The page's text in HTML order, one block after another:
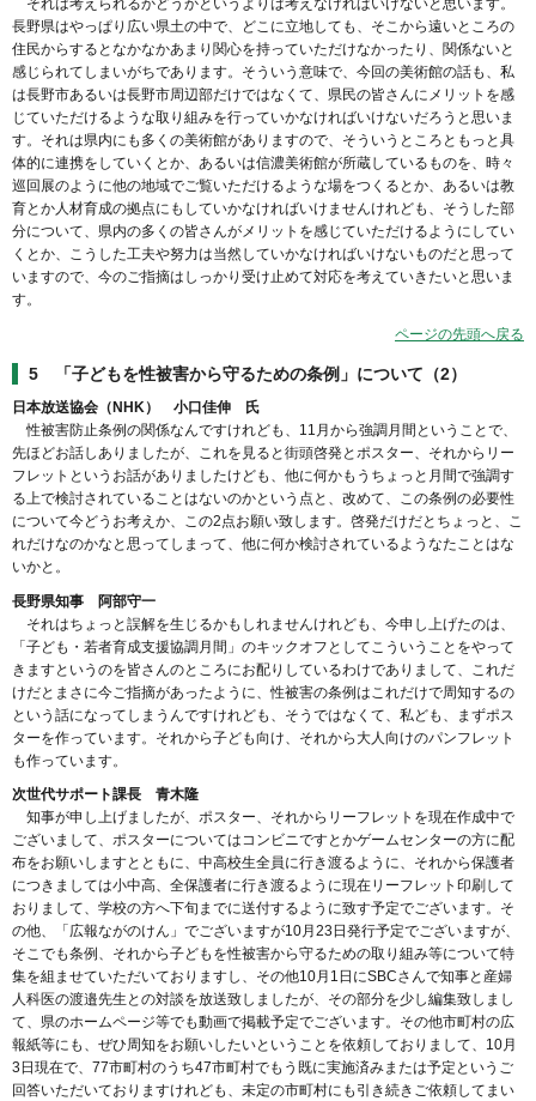
それは考えられるかどうかというよりは考えなければいけないと思います。
長野県はやっぱり広い県土の中で、どこに立地しても、そこから遠いところの
住民からするとなかなかあまり関心を持っていただけなかったり、関係ないと
感じられてしまいがちであります。そういう意味で、今回の美術館の話も、私
は長野市あるいは長野市周辺部だけではなくて、県民の皆さんにメリットを感
じていただけるような取り組みを行っていかなければいけないだろうと思いま
す。それは県内にも多くの美術館がありますので、そういうところともっと具
体的に連携をしていくとか、あるいは信濃美術館が所蔵しているものを、時々
巡回展のように他の地域でご覧いただけるような場をつくるとか、あるいは教
育とか人材育成の拠点にもしていかなければいけませんけれども、そうした部
分について、県内の多くの皆さんがメリットを感じていただけるようにしてい
くとか、こうした工夫や努力は当然していかなければいけないものだと思って
いますので、今のご指摘はしっかり受け止めて対応を考えていきたいと思いま
す。
ページの先頭へ戻る
5 「子どもを性被害から守るための条例」について（2）
日本放送協会（NHK） 小口佳伸 氏
性被害防止条例の関係なんですけれども、11月から強調月間ということで、
先ほどお話しありましたが、これを見ると街頭啓発とポスター、それからリー
フレットというお話がありましたけども、他に何かもうちょっと月間で強調す
る上で検討されていることはないのかという点と、改めて、この条例の必要性
について今どうお考えか、この2点お願い致します。啓発だけだとちょっと、こ
れだけなのかなと思ってしまって、他に何か検討されているようなたことはな
いかと。
長野県知事 阿部守一
それはちょっと誤解を生じるかもしれませんけれども、今申し上げたのは、
「子ども・若者育成支援協調月間」のキックオフとしてこういうことをやって
きますというのを皆さんのところにお配りしているわけでありまして、これだ
けだとまさに今ご指摘があったように、性被害の条例はこれだけで周知するの
という話になってしまうんですけれども、そうではなくて、私ども、まずポス
ターを作っています。それから子ども向け、それから大人向けのパンフレット
も作っています。
次世代サポート課長 青木隆
知事が申し上げましたが、ポスター、それからリーフレットを現在作成中で
ございまして、ポスターについてはコンビニですとかゲームセンターの方に配
布をお願いしますとともに、中高校生全員に行き渡るように、それから保護者
につきましては小中高、全保護者に行き渡るように現在リーフレット印刷して
おりまして、学校の方へ下旬までに送付するように致す予定でございます。そ
の他、「広報ながのけん」でございますが10月23日発行予定でございますが、
そこでも条例、それから子どもを性被害から守るための取り組み等について特
集を組ませていただいておりますし、その他10月1日にSBCさんで知事と産婦
人科医の渡邉先生との対談を放送致しましたが、その部分を少し編集致しまし
て、県のホームページ等でも動画で掲載予定でございます。その他市町村の広
報紙等にも、ぜひ周知をお願いしたいということを依頼しておりまして、10月
3日現在で、77市町村のうち47市町村でもう既に実施済みまたは予定というご
回答いただいておりますけれども、未定の市町村にも引き続きご依頼してまい